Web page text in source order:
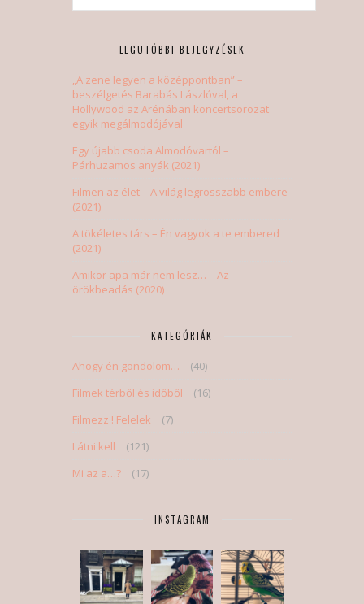
LEGUTÓBBI BEJEGYZÉSEK
„A zene legyen a középpontban” –
beszélgetés Barabás Lászlóval, a
Hollywood az Arénában koncertsorozat
egyik megálmodójával
Egy újabb csoda Almodóvartól –
Párhuzamos anyák (2021)
Filmen az élet – A világ legrosszabb embere
(2021)
A tökéletes társ – Én vagyok a te embered
(2021)
Amikor apa már nem lesz… – Az
örökbeadás (2020)
KATEGÓRIÁK
Ahogy én gondolom…
(40)
Filmek térből és időből
(16)
Filmezz ! Felelek
(7)
Látni kell
(121)
Mi az a…?
(17)
INSTAGRAM